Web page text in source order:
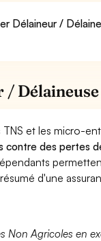
Délaineur /
/ Délaineuse
et les micro-
contre des pertes
d'une
Non Agricoles en